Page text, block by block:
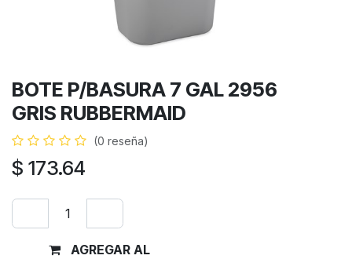
BOTE P/BASURA 7 GAL 2956
GRIS RUBBERMAID
(0 reseña)
$ 173.64
AGREGAR AL